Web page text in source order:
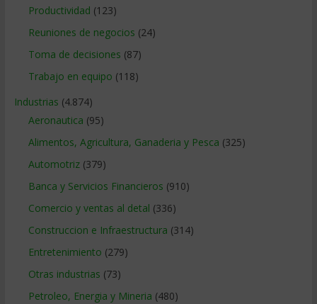
Productividad (123)
Reuniones de negocios (24)
Toma de decisiones (87)
Trabajo en equipo (118)
Industrias (4.874)
Aeronautica (95)
Alimentos, Agricultura, Ganaderia y Pesca (325)
Automotriz(379)
Banca y Servicios Financieros (910)
Comercio y ventas al detal (336)
Construccion e Infraestructura (314)
Entretenimiento (279)
Otras industrias (73)
Petroleo, Energia y Mineria (480)